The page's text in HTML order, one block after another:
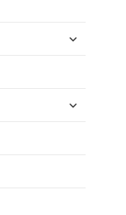
untermenü
untermenü